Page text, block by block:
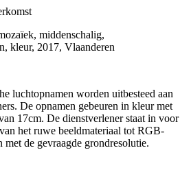
middenschalig,
kleur, 2017, Vlaanderen
luchtopnamen worden uitbesteed aan
De opnamen gebeuren in kleur met
17cm. De dienstverlener staat in voor
het ruwe beeldmateriaal tot RGB-
met de gevraagde grondresolutie.